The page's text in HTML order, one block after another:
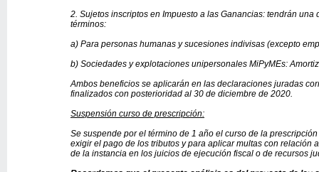
2. Sujetos inscriptos en Impuesto a las Ganancias: tendrán
términos:
a) Para personas humanas y sucesiones indivisas (excepto
b) Sociedades y explotaciones unipersonales MiPyMEs:
Ambos beneficios se aplicarán en las declaraciones juradas
finalizados con posterioridad al 30 de diciembre de 2020.
Suspensión curso de prescripción:
Se suspende por el término de 1 año el curso de la
exigir el pago de los tributos y para aplicar multas con relación
de la instancia en los juicios de ejecución fiscal o de recursos